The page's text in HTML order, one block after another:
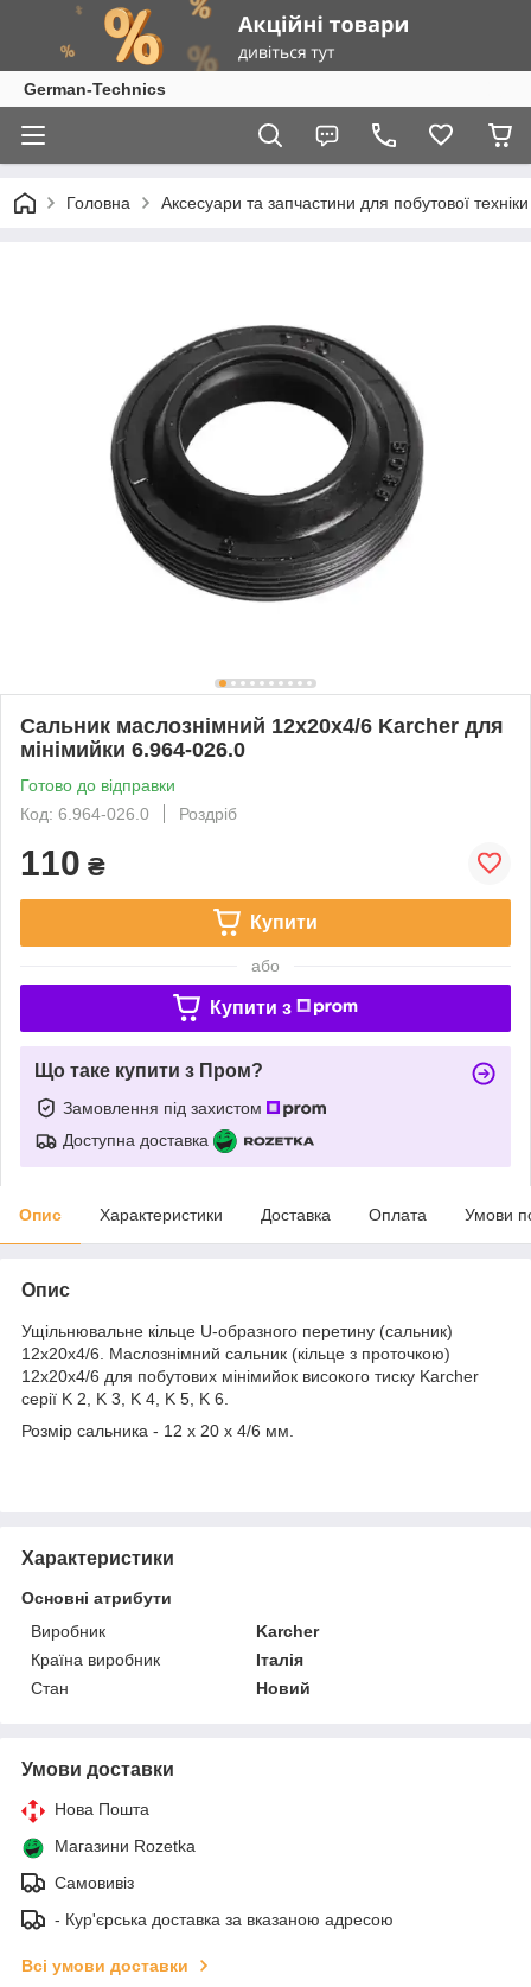
German-Technics
Головна Аксесуари та запчастини для побутової
Сальник маслознімний 12х20х4/6 Karcher для
мінімийки 6.964-026.0
Готово до відправки
Код: 6.964-026.0
Роздріб
110 ₴
Купити
або
Купити з
Що таке купити з Пром?
Замовлення під захистом
Доступна доставка
Опис Характеристики Доставка Оплата Умови
Опис
Ущільнювальне кільце U-образного перетину (сальник)
12х20х4/6. Маслознімний сальник (кільце з проточкою)
12x20x4/6 для побутових мінімийок високого тиску Karcher
серії K 2, K 3, K 4, K 5, K 6.
Розмір сальника - 12 х 20 х 4/6 мм.
Характеристики
Основні атрибути
Виробник
Karcher
Країна виробник
Італія
Стан
Новий
Умови доставки
Нова Пошта
Магазини Rozetka
Самовивіз
- Кур'єрська доставка за вказаною адресою
Всі умови доставки